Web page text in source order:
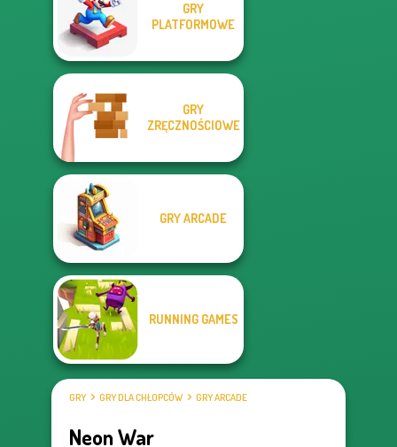
GRY
PLATFORMOWE
GRY
ZRĘCZNOŚCIOWE
GRY ARCADE
RUNNING GAMES
GRY GRY DLA CHŁOPCÓW GRY ARCADE
Neon War